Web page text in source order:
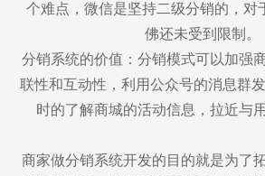
个难点，微信是坚持二级分销的，对
佛还未受到限制。
分销系统的价值：分销模式可以加强
联性和互动性，利用公众号的消息群
时的了解商城的活动信息，拉近与
商家做分销系统开发的目的就是为了